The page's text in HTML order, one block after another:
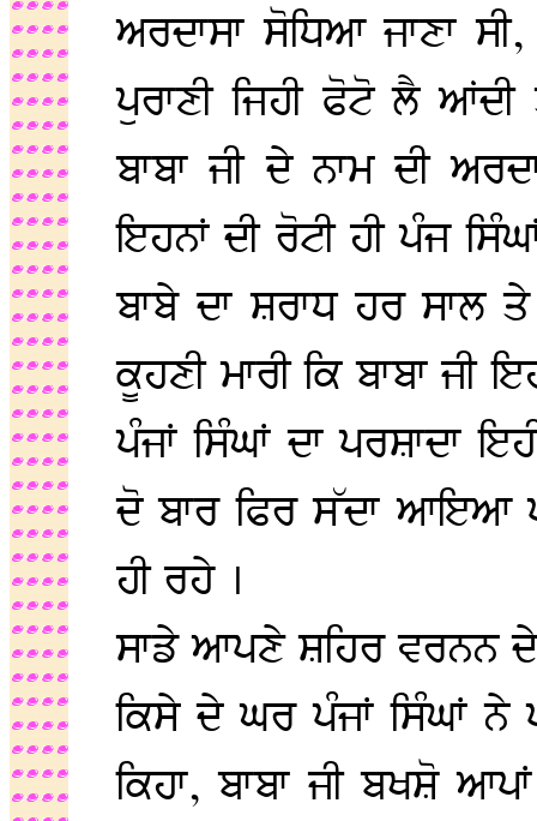
ਅਰਦਾਸਾ ਸੋਧਿਆ ਜਾਣਾ
ਪੁਰਾਣੀ ਜਿਹੀ ਫੋਟੋ ਲੈ
ਬਾਬਾ ਜੀ ਦੇ ਨਾਮ ਦੀ
ਇਹਨਾਂ ਦੀ ਰੋਟੀ ਹੀ ਪੰਜ
ਬਾਬੇ ਦਾ ਸ਼ਰਾਧ ਹਰ ਸਾਲ
ਕੂਹਣੀ ਮਾਰੀ ਕਿ ਬਾਬਾ ਜੀ
ਪੰਜਾਂ ਸਿੰਘਾਂ ਦਾ ਪਰਸ਼ਾਦਾ
ਦੋ ਬਾਰ ਫਿਰ ਸੱਦਾ ਆਇਆ
ਹੀ ਰਹੇ ।
ਸਾਡੇ ਆਪਣੇ ਸ਼ਹਿਰ ਵਰਨਨ
ਕਿਸੇ ਦੇ ਘਰ ਪੰਜਾਂ ਸਿੰਘਾਂ ਨੇ
ਕਿਹਾ, ਬਾਬਾ ਜੀ ਬਖਸ਼ੋ